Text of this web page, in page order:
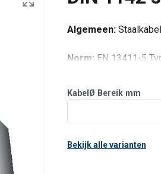
Algemeen:
Norm: EN 13411-5
KabelØ Bereik mm
Bekijk alle varianten